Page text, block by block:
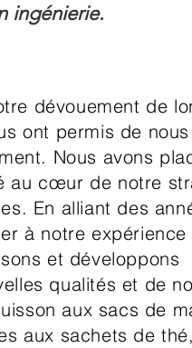
ingénierie.
dévouement de
ont permis de
Nous avons
au cœur de notre
En alliant des
à notre expérience
et développons
qualités et de
aux sacs de
aux sachets de